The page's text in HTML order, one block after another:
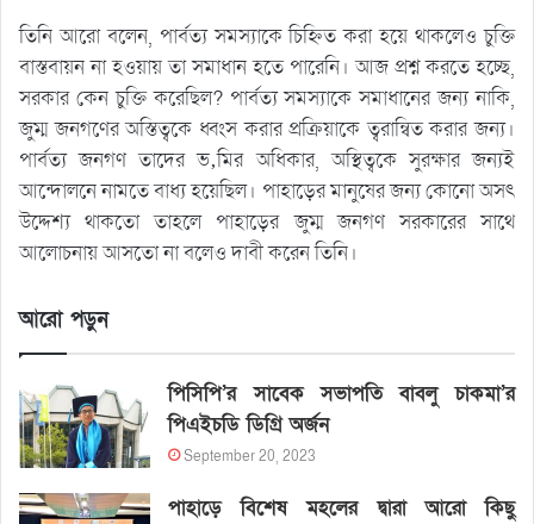
তিনি আরো বলেন, পার্বত্য সমস্যাকে চিহ্নিত করা হয়ে থাকলেও চুক্তি
বাস্তবায়ন না হওয়ায় তা সমাধান হতে পারেনি। আজ প্রশ্ন করতে হচ্ছে,
সরকার কেন চুক্তি করেছিল? পার্বত্য সমস্যাকে সমাধানের জন্য নাকি,
জুম্ম জনগণের অস্তিত্বকে ধ্বংস করার প্রক্রিয়াকে ত্বরান্বিত করার জন্য।
পার্বত্য জনগণ তাদের ভ‚মির অধিকার, অস্থিত্বকে সুরক্ষার জন্যই
আন্দোলনে নামতে বাধ্য হয়েছিল। পাহাড়ের মানুষের জন্য কোনো অসৎ
উদ্দেশ্য থাকতো তাহলে পাহাড়ের জুম্ম জনগণ সরকারের সাথে
আলোচনায় আসতো না বলেও দাবী করেন তিনি।
আরো পড়ুন
পিসিপি’র সাবেক সভাপতি বাবলু চাকমা’র
পিএইচডি ডিগ্রি অর্জন
September 20, 2023
পাহাড়ে বিশেষ মহলের দ্বারা আরো কিছু